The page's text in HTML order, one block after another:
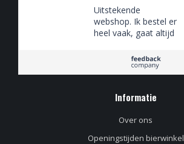
Uitstekende
webshop. Ik bestel er
heel vaak, gaat altijd
tegen 5en besteld,
zaterdagochtend in
huis. Supersnel!
Informatie
Over ons
Openingstijden bierwinkel